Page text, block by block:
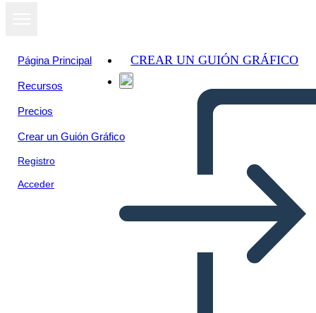
Página Principal
Recursos
Precios
Crear un Guión Gráfico
Registro
Acceder
CREAR UN GUIÓN GRÁFICO